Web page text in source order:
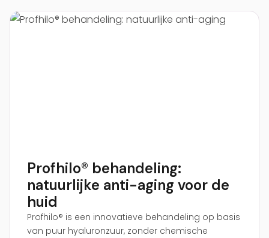
Profhilo® behandeling:
natuurlijke anti-aging voor de
huid
Profhilo® is een innovatieve behandeling op basis
van puur hyaluronzuur, zonder chemische